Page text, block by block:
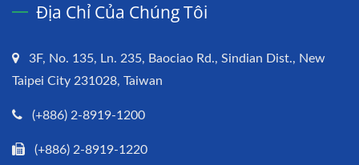
Địa Chỉ Của Chúng Tôi
3F, No. 135, Ln. 235, Baociao Rd., Sindian Dist., New
Taipei City 231028, Taiwan
(+886) 2-8919-1200
(+886) 2-8919-1220